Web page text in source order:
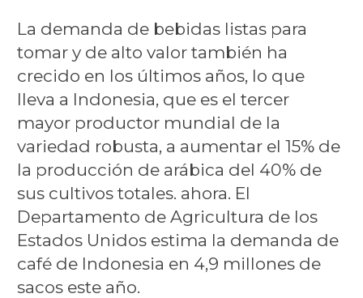
La demanda de bebidas listas para
tomar y de alto valor también ha
crecido en los últimos años, lo que
lleva a Indonesia, que es el tercer
mayor productor mundial de la
variedad robusta, a aumentar el 15% de
la producción de arábica del 40% de
sus cultivos totales. ahora. El
Departamento de Agricultura de los
Estados Unidos estima la demanda de
café de Indonesia en 4,9 millones de
sacos este año.